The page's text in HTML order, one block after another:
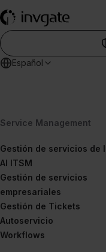
Español
Service Management
Gestión de servicios de
AI ITSM
Gestión de servicios
empresariales
Gestión de Tickets
Autoservicio
Workflows